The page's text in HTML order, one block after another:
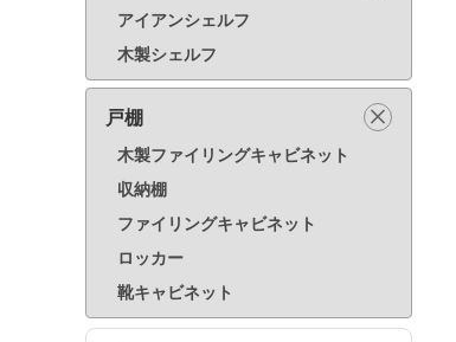
アイアンシェルフ
木製シェルフ
戸棚
木製ファイリングキャビネット
収納棚
ファイリングキャビネット
ロッカー
靴キャビネット